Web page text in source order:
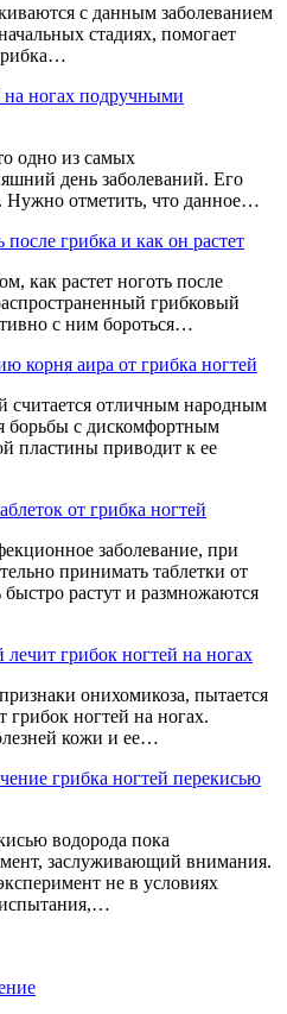
с данным заболеванием
стадиях, помогает
на ногах подручными
одно из самых
день заболеваний. Его
Нужно отметить, что данное…
после грибка и как он растет
как растет ноготь после
грибковый
с ним бороться…
корня аира от грибка ногтей
считается отличным народным
борьбы с дискомфортным
пластины приводит к ее
от грибка ногтей
заболевание, при
принимать таблетки от
растут и размножаются
грибок ногтей на ногах
онихомикоза, пытается
грибок ногтей на ногах.
кожи и ее…
грибка ногтей перекисью
водорода пока
заслуживающий внимания.
не в условиях
испытания,…